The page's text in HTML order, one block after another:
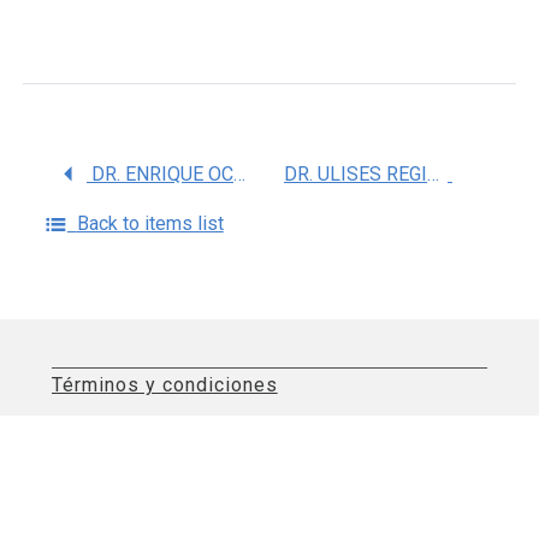
DR. ENRIQUE OCTAVIO FLORES GUTIERREZ DR. ULISES REGINALDO COFFEEN MEDINA
Back to items list
Términos y condiciones